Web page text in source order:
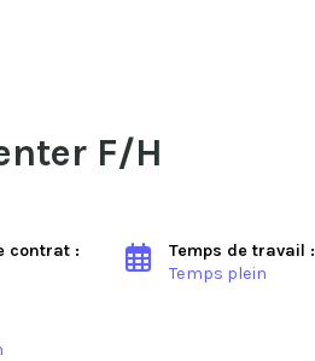
F/H
contrat :
Temps de travail :
Temps plein